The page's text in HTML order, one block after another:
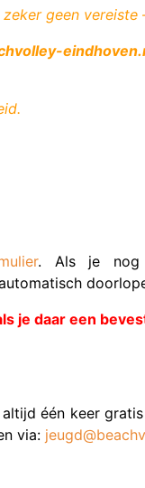
geen
. Als je nog
je daar een
één keer
via: